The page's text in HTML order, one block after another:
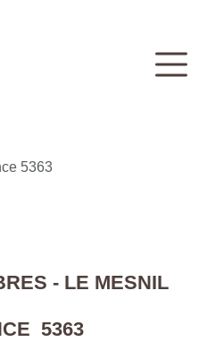
5363
- LE MESNIL
5363